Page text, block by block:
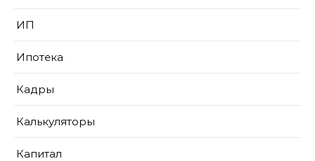
ИП
Ипотека
Кадры
Калькуляторы
Капитал